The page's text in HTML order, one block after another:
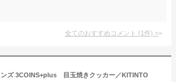
全てのおすすめコメント (1件) >
ンズ 3COINS+plus 目玉焼きクッカー／KITINTO